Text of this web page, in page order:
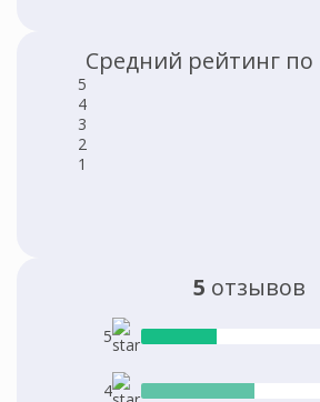
Средний рейтинг по
5
4
3
2
1
5 отзывов
5
4